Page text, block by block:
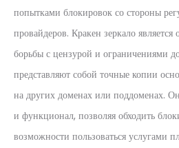
попытками блокировок со стороны
провайдеров. Кракен зеркало
борьбы с цензурой и ограничениями
представляют собой точные копии
на других доменах или поддоменах.
и функционал, позволяя обходить
возможности пользоваться услугами